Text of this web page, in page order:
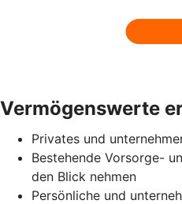
Vermögenswerte
Privates und
Bestehende Vorsorge-
den Blick nehmen
Persönliche und